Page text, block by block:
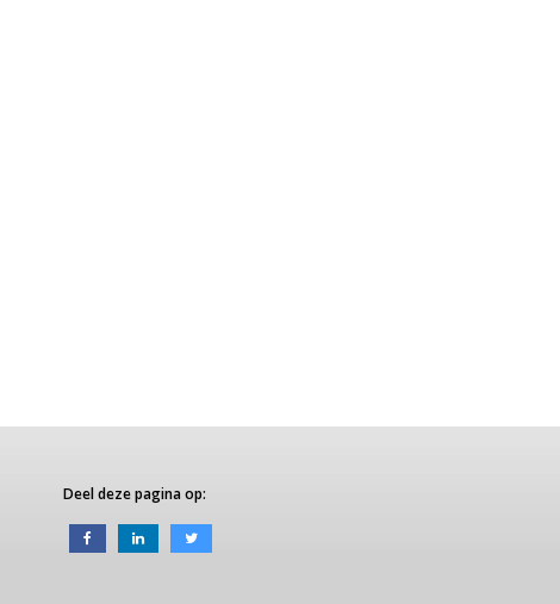
Deel deze pagina op: